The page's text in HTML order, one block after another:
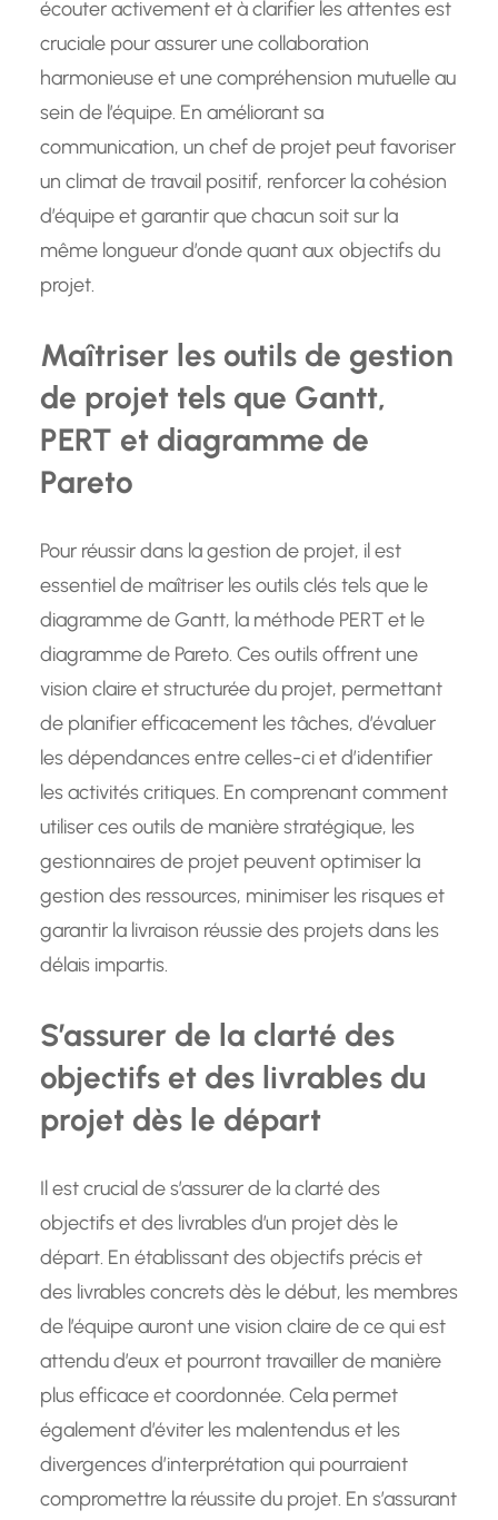
écouter activement et à clarifier les attentes est
cruciale pour assurer une collaboration
harmonieuse et une compréhension mutuelle au
sein de l’équipe. En améliorant sa
communication, un chef de projet peut favoriser
un climat de travail positif, renforcer la cohésion
d’équipe et garantir que chacun soit sur la
même longueur d’onde quant aux objectifs du
projet.
Maîtriser les outils de gestion
de projet tels que Gantt,
PERT et diagramme de
Pareto
Pour réussir dans la gestion de projet, il est
essentiel de maîtriser les outils clés tels que le
diagramme de Gantt, la méthode PERT et le
diagramme de Pareto. Ces outils offrent une
vision claire et structurée du projet, permettant
de planifier efficacement les tâches, d’évaluer
les dépendances entre celles-ci et d’identifier
les activités critiques. En comprenant comment
utiliser ces outils de manière stratégique, les
gestionnaires de projet peuvent optimiser la
gestion des ressources, minimiser les risques et
garantir la livraison réussie des projets dans les
délais impartis.
S’assurer de la clarté des
objectifs et des livrables du
projet dès le départ
Il est crucial de s’assurer de la clarté des
objectifs et des livrables d’un projet dès le
départ. En établissant des objectifs précis et
des livrables concrets dès le début, les membres
de l’équipe auront une vision claire de ce qui est
attendu d’eux et pourront travailler de manière
plus efficace et coordonnée. Cela permet
également d’éviter les malentendus et les
divergences d’interprétation qui pourraient
compromettre la réussite du projet. En s’assurant